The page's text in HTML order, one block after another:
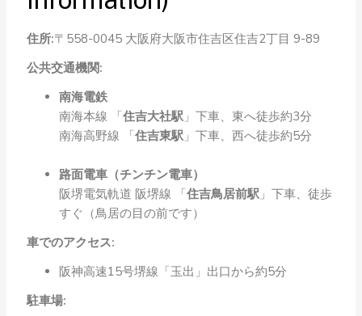
住所:〒558-0045 大阪府大阪市住吉区住吉2丁目 9-89
公共交通機関:
南海電鉄
南海本線 「住吉大社駅」下車、東へ徒歩約3分
南海高野線 「住吉東駅」下車、西へ徒歩約5分
路面電車（チンチン電車）
阪堺電気軌道 阪堺線 「住吉鳥居前駅」下車、徒歩
すぐ（鳥居の目の前です）
車でのアクセス:
阪神高速15号堺線「玉出」出口から約5分
駐車場: